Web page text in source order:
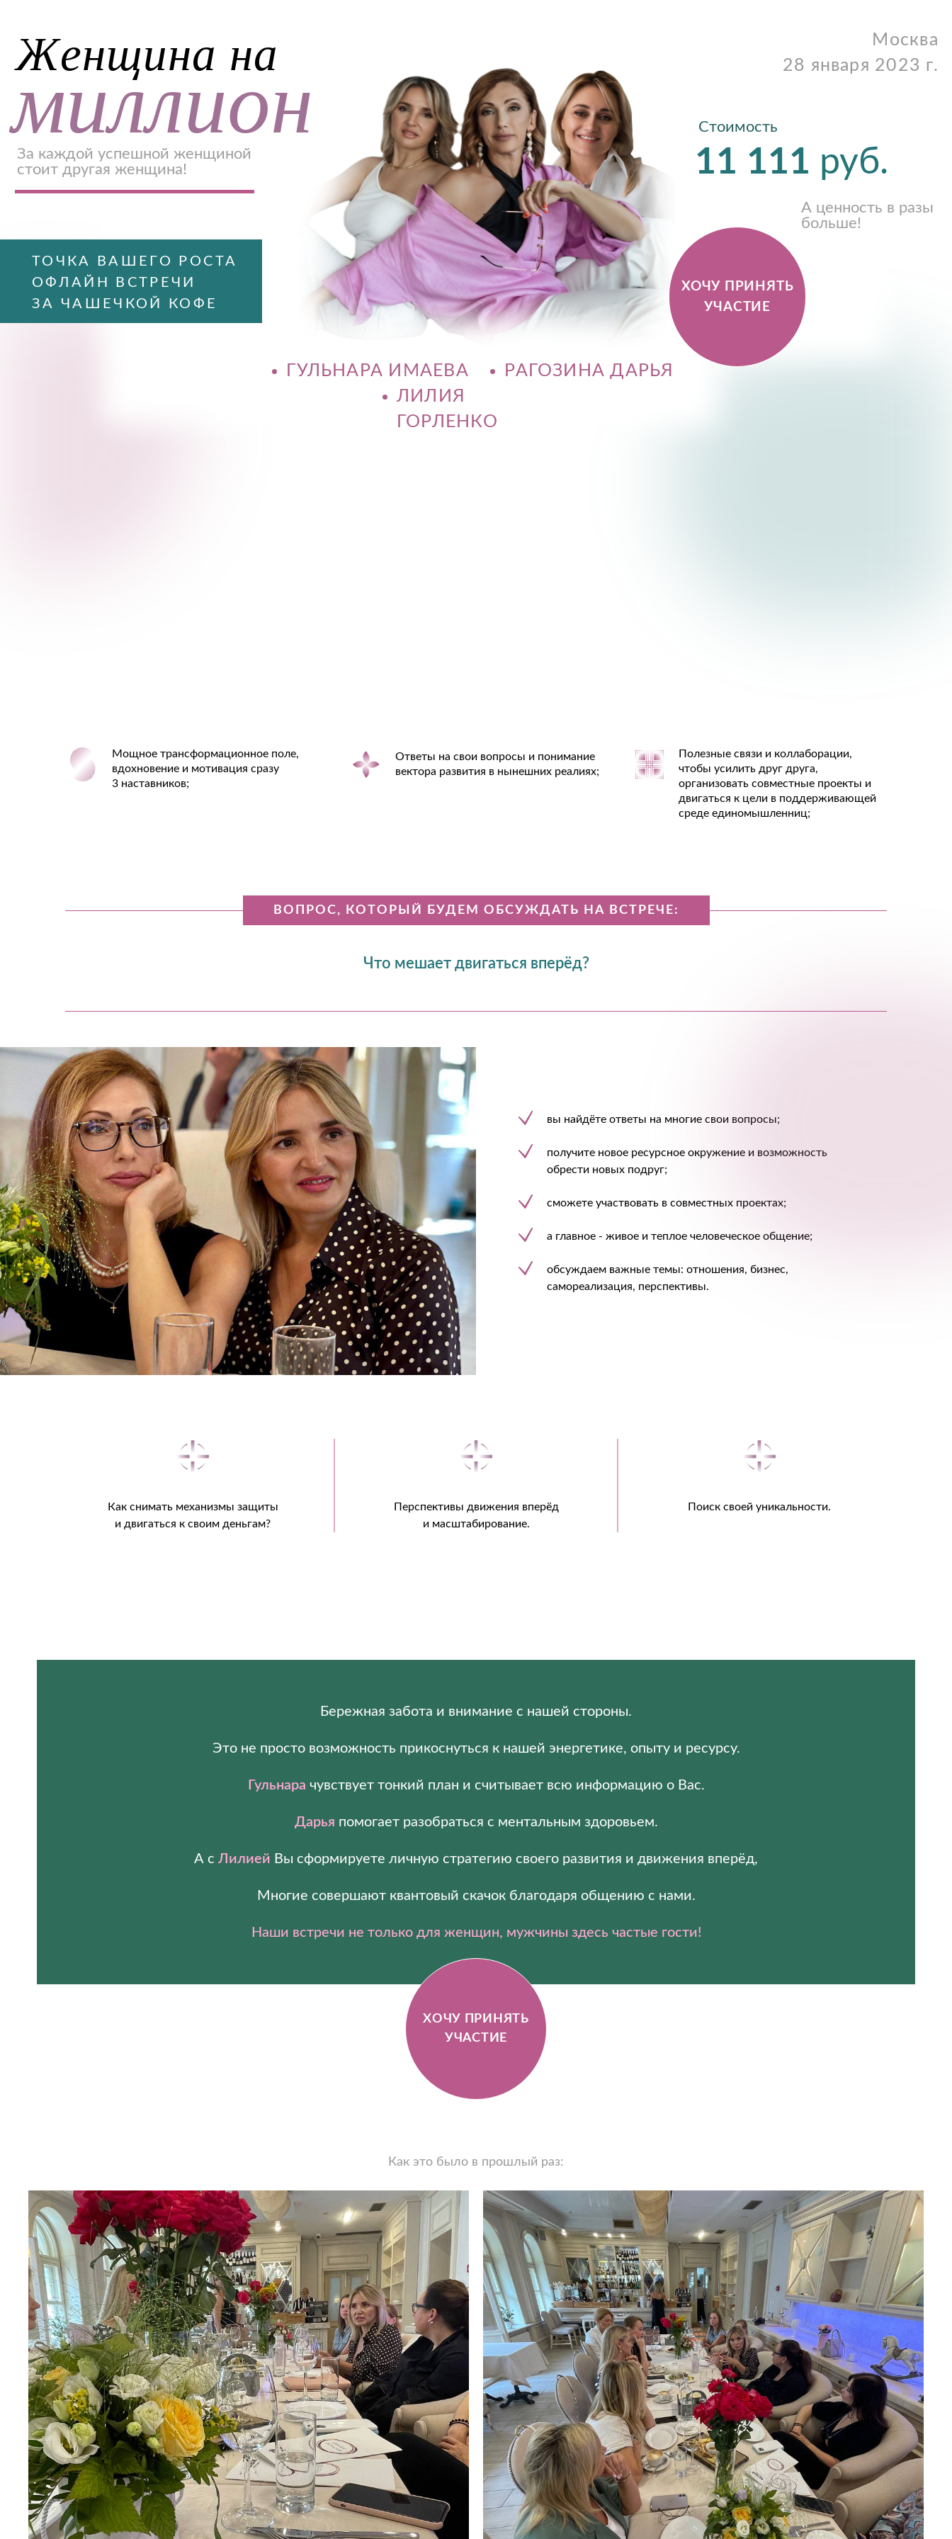
Женщина на
ЗА ЧАШЕЧКОЙ КОФЕ
ХОЧУ ПРИНЯТЬ
УЧАСТИЕ
Стоимость
ГОРЛЕНКО
28 января 2023 г.
11 111 руб.
миллион
РАГОЗИНА ДАРЬЯ
За каждой успешной женщиной
стоит другая женщина!
Мощное трансформационное поле,
вдохновение и мотивация сразу
3 наставников;
Ответы на свои вопросы и понимание
вектора развития в нынешних реалиях;
Полезные связи и коллаборации,
чтобы усилить друг друга,
организовать совместные проекты и
двигаться к цели в поддерживающей
среде единомышленниц;
ВОПРОС, КОТОРЫЙ БУДЕМ ОБСУЖДАТЬ НА ВСТРЕЧЕ:
Что мешает двигаться вперёд?
вы найдёте ответы на многие свои вопросы;
получите новое ресурсное окружение и возможность
обрести новых подруг;
сможете участвовать в совместных проектах;
а главное - живое и теплое человеческое общение;
обсуждаем важные темы: отношения, бизнес,
самореализация, перспективы.
Как снимать механизмы защиты
и двигаться к своим деньгам?
Перспективы движения вперёд
и масштабирование.
Поиск своей уникальности.
Бережная забота и внимание с нашей стороны.
Это не просто возможность прикоснуться к нашей энергетике, опыту и ресурсу.
Гульнара чувствует тонкий план и считывает всю информацию о Вас.
Дарья помогает разобраться с ментальным здоровьем.
А с Лилией Вы сформируете личную стратегию своего развития и движения вперёд,
Многие совершают квантовый скачок благодаря общению с нами.
Наши встречи не только для женщин, мужчины здесь частые гости!
ХОЧУ ПРИНЯТЬ
УЧАСТИЕ
Как это было в прошлый раз: